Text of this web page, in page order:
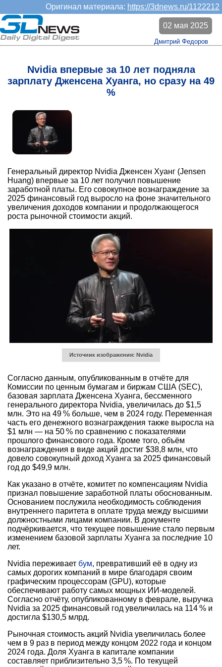
Оригинал материала: https://3dnews.ru/1122212
Nvidia впервые за 10 лет подняла
зарплату Дженсена Хуанга, но сразу на 49
%
02 мая 2025
Дмитрий Федоров
Генеральный директор Nvidia Дженсен Хуанг (Jensen
Huang) впервые за 10 лет получил повышение
заработной платы. Его совокупное вознаграждение за
2025 финансовый год выросло на фоне значительного
увеличения доходов компании и продолжающегося
роста рыночной стоимости акций.
Источник изображения: Nvidia
Согласно данным, опубликованным в отчёте для
Комиссии по ценным бумагам и биржам США (SEC),
базовая зарплата Дженсена Хуанга, бессменного
генерального директора Nvidia, увеличилась до $1,5
млн. Это на 49 % больше, чем в 2024 году. Переменная
часть его денежного вознаграждения также выросла на
$1 млн — на 50 % по сравнению с показателями
прошлого финансового года. Кроме того, объём
вознаграждения в виде акций достиг $38,8 млн, что
довело совокупный доход Хуанга за 2025 финансовый
год до $49,9 млн.
Как указано в отчёте, комитет по компенсациям Nvidia
признал повышение заработной платы обоснованным.
Основанием послужила необходимость соблюдения
внутреннего паритета в оплате труда между высшими
должностными лицами компании. В документе
подчёркивается, что текущее повышение стало первым
изменением базовой зарплаты Хуанга за последние 10
лет.
Nvidia переживает бум, превративший её в одну из
самых дорогих компаний в мире благодаря своим
графическим процессорам (GPU), которые
обеспечивают работу самых мощных ИИ-моделей.
Согласно отчёту, опубликованному в феврале, выручка
Nvidia за 2025 финансовый год увеличилась на 114 % и
достигла $130,5 млрд.
Рыночная стоимость акций Nvidia увеличилась более
чем в 9 раз в период между концом 2022 года и концом
2024 года. Доля Хуанга в капитале компании
составляет приблизительно 3,5 %. По текущей